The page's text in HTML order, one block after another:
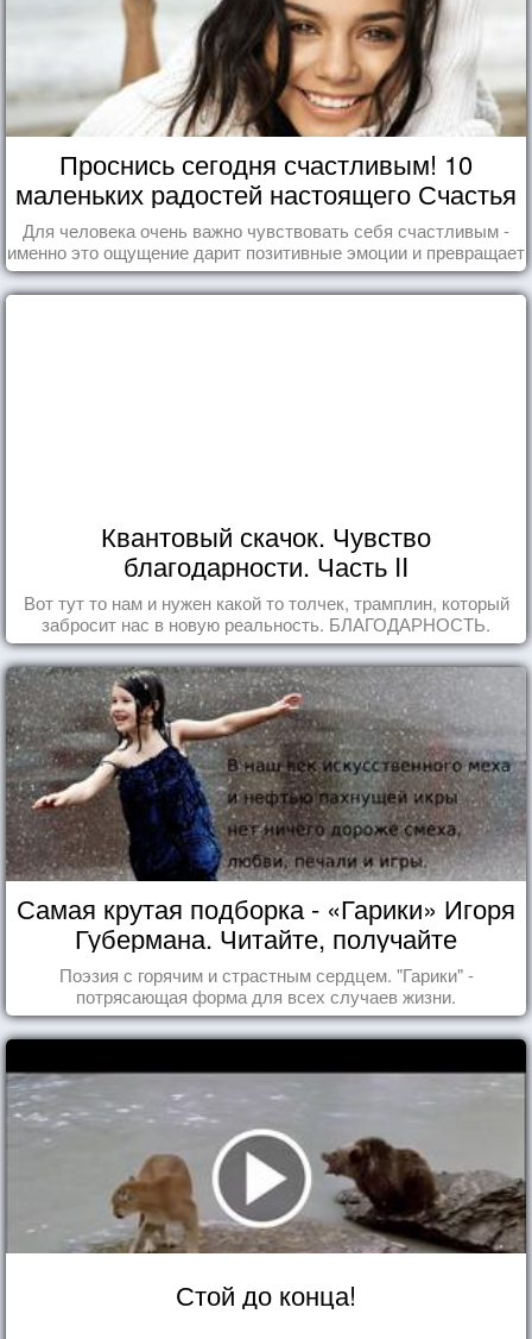
Проснись сегодня счастливым! 10
маленьких радостей настоящего Счастья
Для человека очень важно чувствовать себя счастливым -
именно это ощущение дарит позитивные эмоции и превращает
каждый день в маленький праздник.
Квантовый скачок. Чувство
благодарности. Часть II
Вот тут то нам и нужен какой то толчек, трамплин, который
забросит нас в новую реальность. БЛАГОДАРНОСТЬ.
Самая крутая подборка - «Гарики» Игоря
Губермана. Читайте, получайте
удовольствие!
Поэзия с горячим и страстным сердцем. "Гарики" -
потрясающая форма для всех случаев жизни.
Стой до конца!